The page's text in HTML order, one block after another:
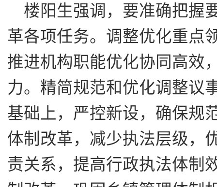
楼阳生强调，要准确把握
革各项任务。调整优化重点
推进机构职能优化协同高效
力。精简规范和优化调整议
基础上，严控新设，确保规
体制改革，减少执法层级，
责关系，提高行政执法体制